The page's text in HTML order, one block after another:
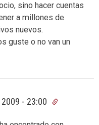
sino hacer cuentas
a millones de
nuevos.
guste o no van un
- 23:00